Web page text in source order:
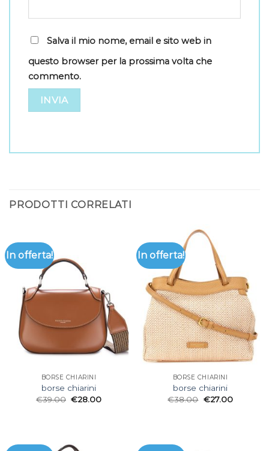
Salva il mio nome, email e sito web in
questo browser per la prossima volta che
commento.
PRODOTTI CORRELATI
In offerta!
BORSE CHIARINI
borse chiarini
€39.00 €28.00
In offerta!
BORSE CHIARINI
borse chiarini
€38.00 €27.00